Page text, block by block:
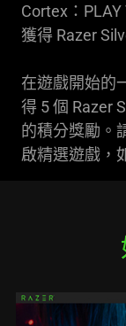
Cortex：
獲得 Razer
在遊戲開始的
得 5 個 Razer
的積分獎勵。
啟精選遊戲，